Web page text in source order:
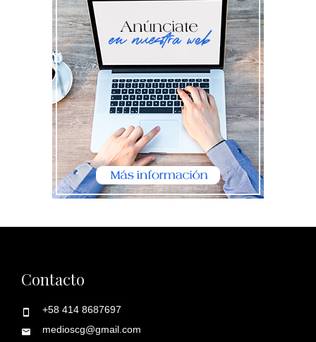
Contacto
+58 414 8687697
medioscg@gmail.com